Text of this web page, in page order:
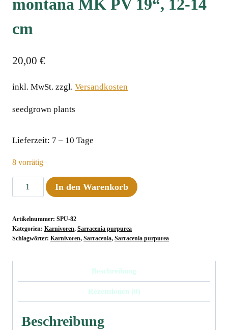
montana MK PV 19“, 12-14
cm
20,00 €
inkl. MwSt. zzgl. Versandkosten
seedgrown plants
Lieferzeit: 7 – 10 Tage
8 vorrätig
Sarracenia
purpurea
venosa
"All
Lid
MK
In den Warenkorb
Artikelnummer: SPU-82
Kategorien: Karnivoren, Sarracenia purpurea
Schlagwörter: Karnivoren, Sarracenia, Sarracenia purpurea
Beschreibung
Rezensionen (0)
Beschreibung